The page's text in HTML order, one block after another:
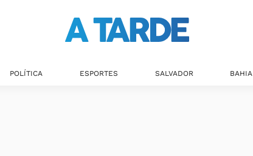
POLÍTICA ESPORTES SALVADOR BAHIA